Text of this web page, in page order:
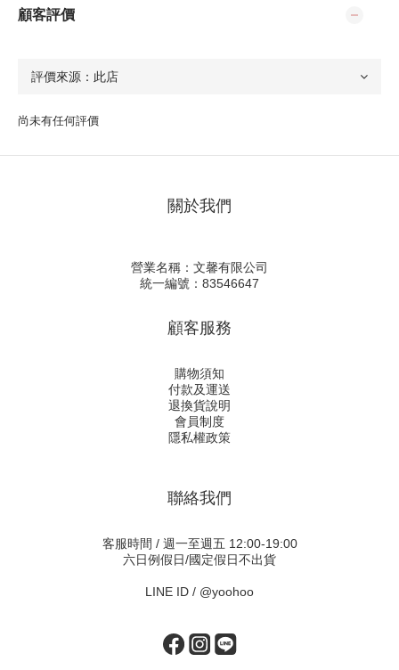
顧客評價
尚未有任何評價
關於我們
營業名稱：文馨有限公司
統一編號：83546647
顧客服務
購物須知
付款及運送
退換貨說明
會員制度
隱私權政策
聯絡我們
客服時間 / 週一至週五 12:00-19:00
六日例假日/國定假日不出貨
LINE ID / @yoohoo